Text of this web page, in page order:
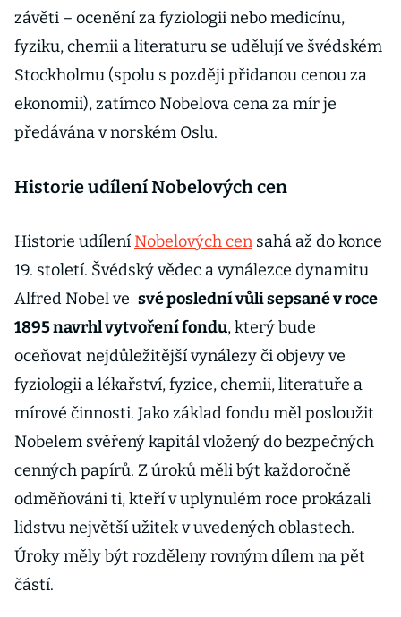
závěti – ocenění za fyziologii nebo medicínu,
fyziku, chemii a literaturu se udělují ve švédském
Stockholmu (spolu s později přidanou cenou za
ekonomii), zatímco Nobelova cena za mír je
předávána v norském Oslu.
Historie udílení Nobelových cen
Historie udílení Nobelových cen sahá až do konce
19. století. Švédský vědec a vynálezce dynamitu
Alfred Nobel ve své poslední vůli sepsané v roce
1895 navrhl vytvoření fondu, který bude
oceňovat nejdůležitější vynálezy či objevy ve
fyziologii a lékařství, fyzice, chemii, literatuře a
mírové činnosti. Jako základ fondu měl posloužit
Nobelem svěřený kapitál vložený do bezpečných
cenných papírů. Z úroků měli být každoročně
odměňováni ti, kteří v uplynulém roce prokázali
lidstvu největší užitek v uvedených oblastech.
Úroky měly být rozděleny rovným dílem na pět
částí.